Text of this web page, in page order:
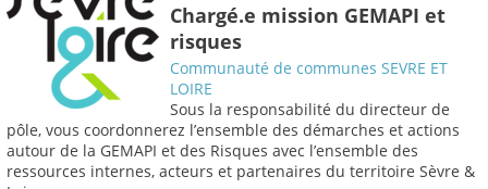
Chargé.e mission GEMAPI et
risques
Communauté de communes SEVRE ET
LOIRE
Sous la responsabilité du directeur de
pôle, vous coordonnerez l’ensemble des démarches et actions
autour de la GEMAPI et des Risques avec l’ensemble des
ressources internes, acteurs et partenaires du territoire Sèvre &